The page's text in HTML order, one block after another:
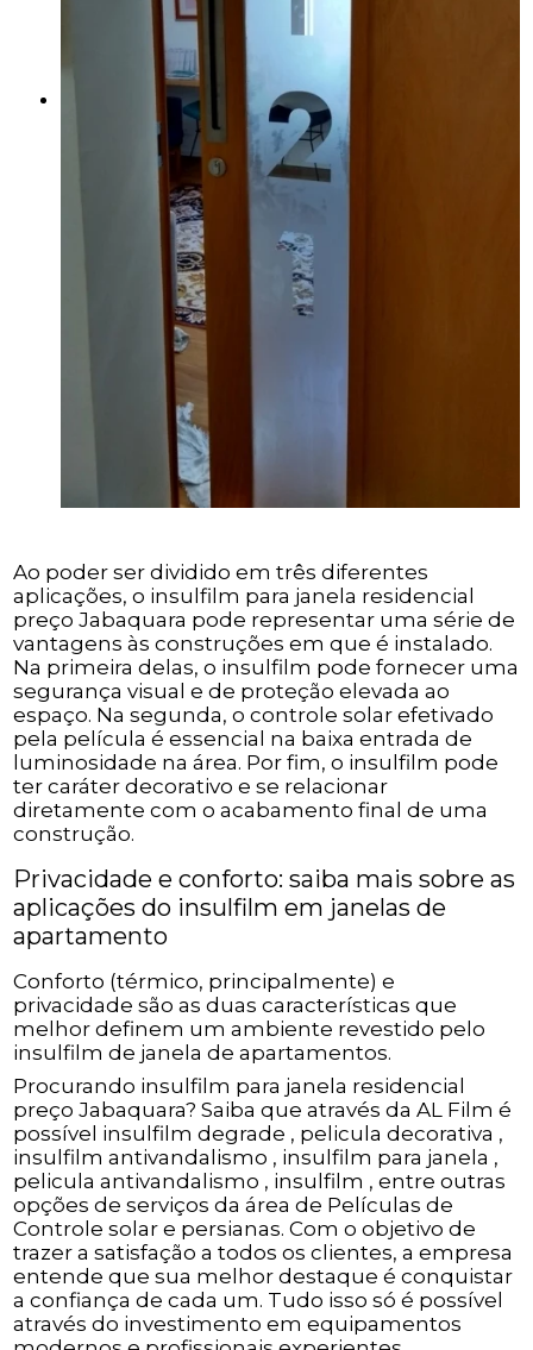
Ao poder ser dividido em três diferentes
aplicações, o insulfilm para janela residencial
preço Jabaquara pode representar uma série de
vantagens às construções em que é instalado.
Na primeira delas, o insulfilm pode fornecer uma
segurança visual e de proteção elevada ao
espaço. Na segunda, o controle solar efetivado
pela película é essencial na baixa entrada de
luminosidade na área. Por fim, o insulfilm pode
ter caráter decorativo e se relacionar
diretamente com o acabamento final de uma
construção.
Privacidade e conforto: saiba mais sobre as
aplicações do insulfilm em janelas de
apartamento
Conforto (térmico, principalmente) e
privacidade são as duas características que
melhor definem um ambiente revestido pelo
insulfilm de janela de apartamentos.
Procurando insulfilm para janela residencial
preço Jabaquara? Saiba que através da AL Film é
possível insulfilm degrade , pelicula decorativa ,
insulfilm antivandalismo , insulfilm para janela ,
pelicula antivandalismo , insulfilm , entre outras
opções de serviços da área de Películas de
Controle solar e persianas. Com o objetivo de
trazer a satisfação a todos os clientes, a empresa
entende que sua melhor destaque é conquistar
a confiança de cada um. Tudo isso só é possível
através do investimento em equipamentos